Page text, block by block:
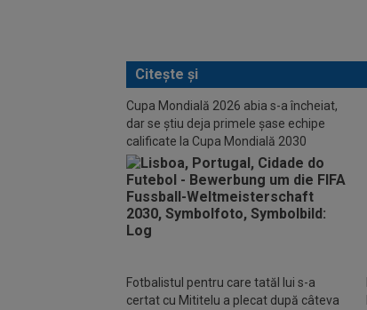
Citește și
Cupa Mondială 2026 abia s-a încheiat,
dar se știu deja primele șase echipe
calificate la Cupa Mondială 2030
Fotbalistul pentru care tatăl lui s-a
certat cu Mititelu a plecat după câteva